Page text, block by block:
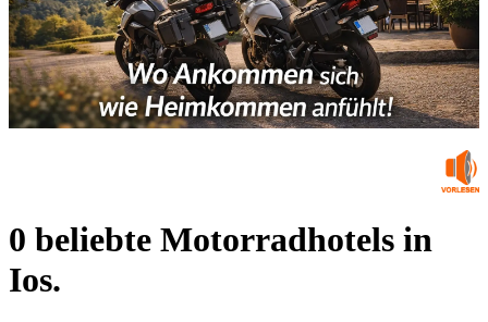
0 beliebte Motorradhotels in
Ios.